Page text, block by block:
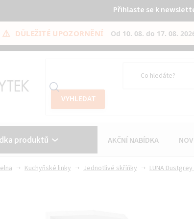
Přihlaste se k
⚠️ DŮLEŽITÉ UPOZORNĚNÍ Od 10. 08. do 17. 08.
produktů AKČNÍ NABÍDKA
Kontakt
Kuchyňské linky Jednotlivé skříňky LUNA